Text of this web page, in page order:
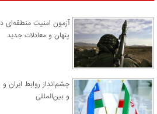
آزمون امنیت منطقه‌ای
پنهان و معادلات جدید
چشم‌انداز روابط ایران
و بین‌المللی